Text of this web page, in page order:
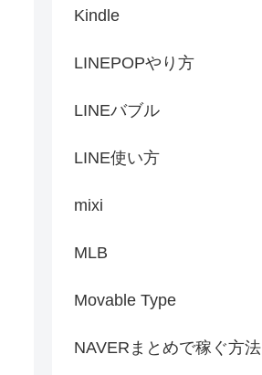
Kindle
LINEPOPやり方
LINEバブル
LINE使い方
mixi
MLB
Movable Type
NAVERまとめで稼ぐ方法